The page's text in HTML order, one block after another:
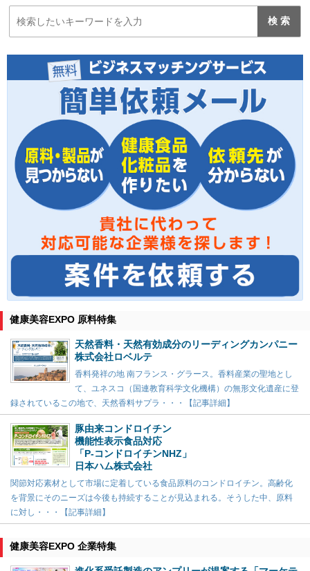
健康美容EXPO 原料特集
天然香料・天然有効成分のリーディングカンパニー
株式会社ロベルテ
香料発祥の地 南フランス・グラース。香料産業の聖地とし
て、ユネスコ（国連教育科学文化機構）の無形文化遺産に登
録されているこの地で、天然香料サプラ・・・【記事詳細】
豚由来コンドロイチン
機能性表示食品対応
「P-コンドロイチンNHZ」
日本ハム株式会社
関節対応素材として市場に定着している食品原料のコンドロイチン。高齢化
を背景にそのニーズは今後も持続することが見込まれる。そうした中、原料
に対し・・・【記事詳細】
健康美容EXPO 企業特集